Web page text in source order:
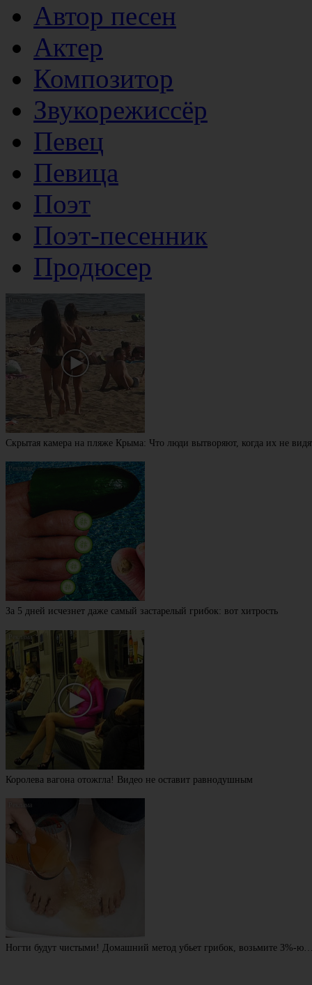
Автор песен
Актер
Композитор
Звукорежиссёр
Певец
Певица
Поэт
Поэт-песенник
Продюсер
Скрытая камера на пляже Крыма: Что люди вытворяют, когда их не
За 5 дней исчезнет даже самый застарелый грибок: вот хитрость
Королева вагона отожгла! Видео не оставит равнодушным
Ногти будут чистыми! Домашний метод убьет грибок, возьмите 3%-